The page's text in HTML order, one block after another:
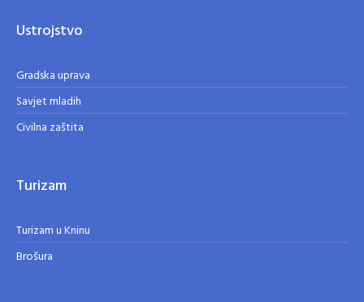
Ustrojstvo
Gradska uprava
Savjet mladih
Civilna zaštita
Turizam
Turizam u Kninu
Brošura